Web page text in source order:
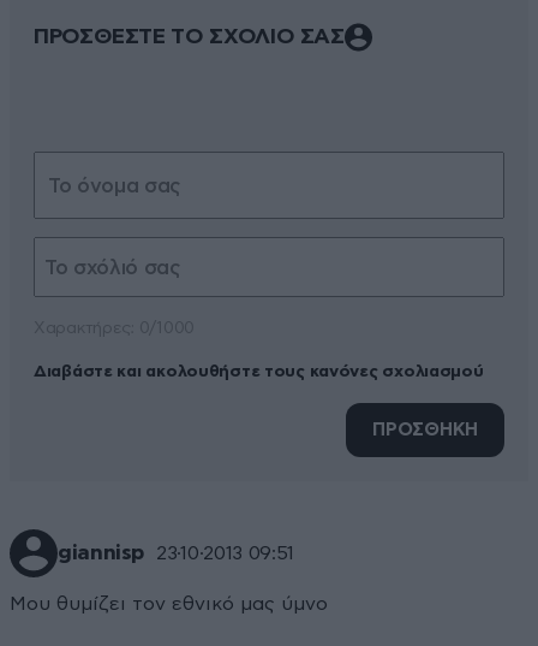
ΠΡΟΣΘΕΣΤΕ ΤΟ ΣΧΟΛΙΟ ΣΑΣ
Διαβάστε και ακολουθήστε τους κανόνες σχολιασμού
ΠΡΟΣΘΗΚΗ
giannisp 23·10·2013 09:51
Μου θυμίζει τον εθνικό μας ύμνο